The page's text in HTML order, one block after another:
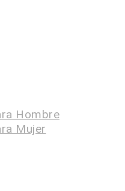
Hombre
Mujer